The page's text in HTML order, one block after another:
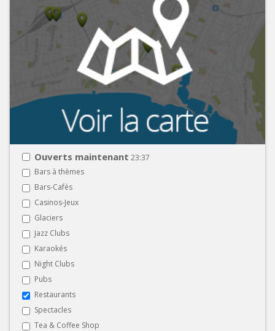
Ouverts maintenant 23:37
Bars à thèmes
Bars-Cafés
Casinos-Jeux
Glaciers
Jazz Clubs
Karaokés
Night Clubs
Pubs
Restaurants
Spectacles
Tea & Coffee Shop